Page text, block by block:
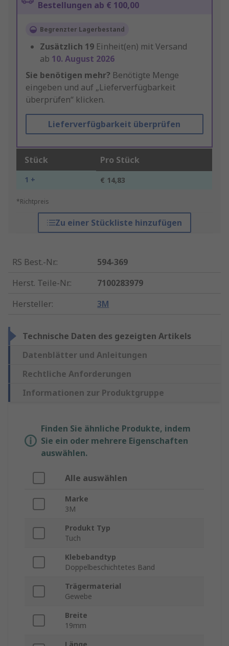
Bestellungen ab € 100,00
Begrenzter Lagerbestand
Zusätzlich 19 Einheit(en) mit Versand
ab 10. August 2026
Sie benötigen mehr? Benötigte Menge
eingeben und auf „Lieferverfügbarkeit
überprüfen“ klicken.
Lieferverfügbarkeit überprüfen
Stück Pro Stück
1 + € 14,83
*Richtpreis
Zu einer Stückliste hinzufügen
RS Best.-Nr.:
594-369
Herst. Teile-Nr.:
7100283979
Hersteller: 3M
Technische Daten des gezeigten Artikels
Datenblätter und Anleitungen
Rechtliche Anforderungen
Informationen zur Produktgruppe
Finden Sie ähnliche Produkte, indem
Sie ein oder mehrere Eigenschaften
auswählen.
Alle auswählen
Marke
3M
Produkt Typ
Tuch
Klebebandtyp
Doppelbeschichtetes Band
Trägermaterial
Gewebe
Breite
19mm